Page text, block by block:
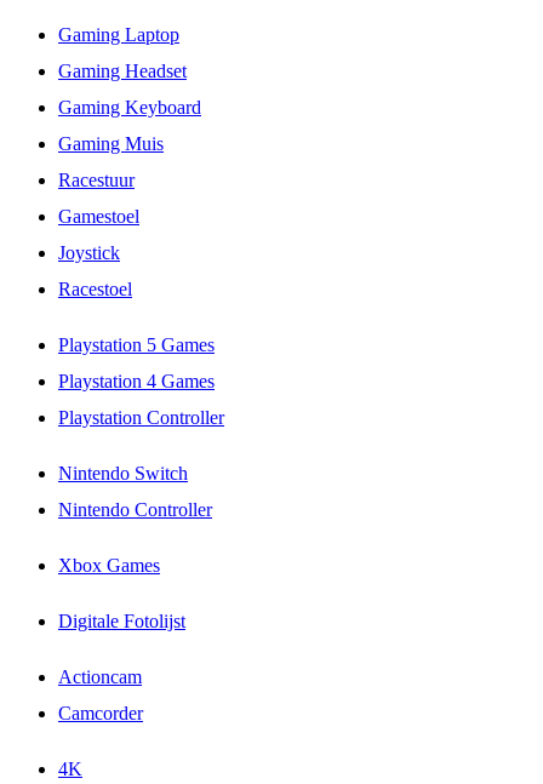
Gaming Laptop
Gaming Headset
Gaming Keyboard
Gaming Muis
Racestuur
Gamestoel
Joystick
Racestoel
Playstation 5 Games
Playstation 4 Games
Playstation Controller
Nintendo Switch
Nintendo Controller
Xbox Games
Digitale Fotolijst
Actioncam
Camcorder
4K